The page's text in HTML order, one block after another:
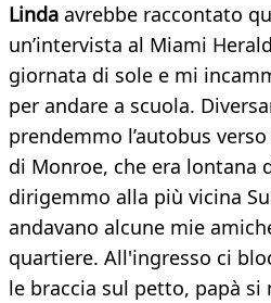
Linda avrebbe raccontato
un’intervista al Miami
giornata di sole e mi
per andare a scuola.
prendemmo l’autobus
di Monroe, che era lontana
dirigemmo alla più vicina
andavano alcune mie
quartiere. All'ingresso ci
le braccia sul petto, papà si